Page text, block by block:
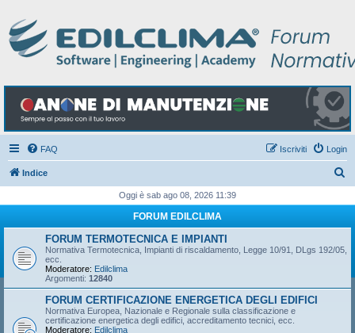
FAQ Login
Iscriviti
Indice
c
Oggi è sab ago 08, 2026 11:39
FORUM EDILCLIMA
FORUM TERMOTECNICA E IMPIANTI
Normativa Termotecnica, Impianti di riscaldamento, Legge 10/91, DLgs 192/05,
ecc.
Moderatore: Edilclima
Argomenti: 12840
FORUM CERTIFICAZIONE ENERGETICA DEGLI EDIFICI
Normativa Europea, Nazionale e Regionale sulla classificazione e
certificazione energetica degli edifici, accreditamento tecnici, ecc.
Moderatore: Edilclima